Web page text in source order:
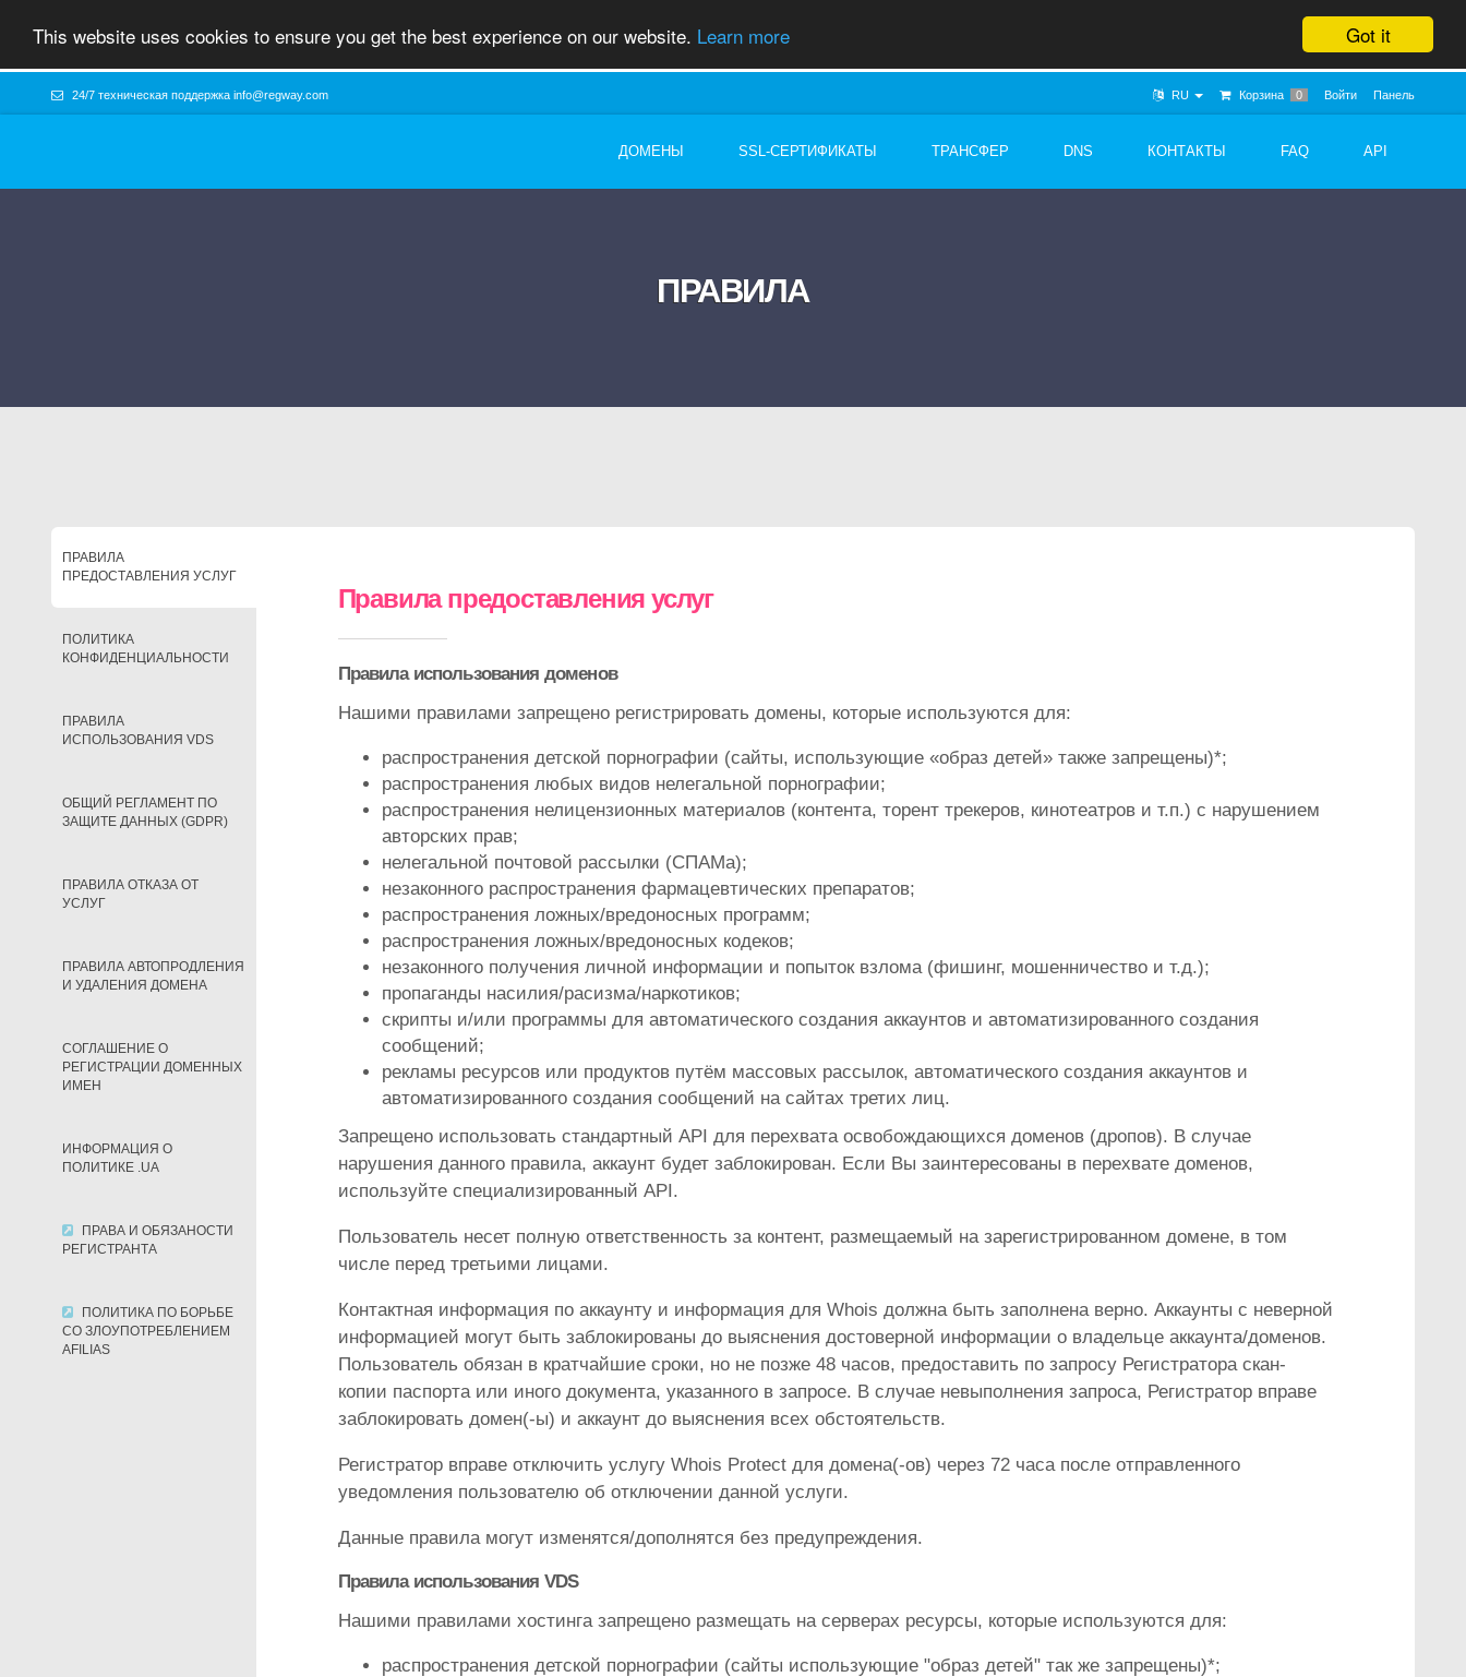
Got it
This website uses cookies to ensure you get the best experience on our website. Learn more
24/7 техническая поддержка info@regway.com RU Корзина 0 Войти Панель
ДОМЕНЫ SSL-СЕРТИФИКАТЫ ТРАНСФЕР DNS КОНТАКТЫ FAQ API
ПРАВИЛА
ПРАВИЛА
ПРЕДОСТАВЛЕНИЯ УСЛУГ
ПОЛИТИКА
КОНФИДЕНЦИАЛЬНОСТИ
ПРАВИЛА
ИСПОЛЬЗОВАНИЯ VDS
ОБЩИЙ РЕГЛАМЕНТ ПО
ЗАЩИТЕ ДАННЫХ (GDPR)
ПРАВИЛА ОТКАЗА ОТ
УСЛУГ
ПРАВИЛА АВТОПРОДЛЕНИЯ
И УДАЛЕНИЯ ДОМЕНА
СОГЛАШЕНИЕ О
РЕГИСТРАЦИИ ДОМЕННЫХ
ИМЕН
ИНФОРМАЦИЯ О
ПОЛИТИКЕ .UA
ПРАВА И ОБЯЗАНОСТИ
РЕГИСТРАНТА
ПОЛИТИКА ПО БОРЬБЕ
СО ЗЛОУПОТРЕБЛЕНИЕМ
AFILIAS
Правила предоставления услуг
Правила использования доменов
Нашими правилами запрещено регистрировать домены, которые используются для:
распространения детской порнографии (сайты, использующие «образ детей» также запрещены)*;
распространения любых видов нелегальной порнографии;
распространения нелицензионных материалов (контента, торент трекеров, кинотеатров и т.п.) с нарушением
авторских прав;
нелегальной почтовой рассылки (СПАМа);
незаконного распространения фармацевтических препаратов;
распространения ложных/вредоносных программ;
распространения ложных/вредоносных кодеков;
незаконного получения личной информации и попыток взлома (фишинг, мошенничество и т.д.);
пропаганды насилия/расизма/наркотиков;
скрипты и/или программы для автоматического создания аккаунтов и автоматизированного создания
сообщений;
рекламы ресурсов или продуктов путём массовых рассылок, автоматического создания аккаунтов и
автоматизированного создания сообщений на сайтах третих лиц.
Запрещено использовать стандартный API для перехвата освобождающихся доменов (дропов). В случае
нарушения данного правила, аккаунт будет заблокирован. Если Вы заинтересованы в перехвате доменов,
используйте специализированный API.
Пользователь несет полную ответственность за контент, размещаемый на зарегистрированном домене, в том
числе перед третьими лицами.
Контактная информация по аккаунту и информация для Whois должна быть заполнена верно. Аккаунты с неверной
информацией могут быть заблокированы до выяснения достоверной информации о владельце аккаунта/доменов.
Пользователь обязан в кратчайшие сроки, но не позже 48 часов, предоставить по запросу Регистратора скан-
копии паспорта или иного документа, указанного в запросе. В случае невыполнения запроса, Регистратор вправе
заблокировать домен(-ы) и аккаунт до выяснения всех обстоятельств.
Регистратор вправе отключить услугу Whois Protect для домена(-ов) через 72 часа после отправленного
уведомления пользователю об отключении данной услуги.
Данные правила могут изменятся/дополнятся без предупреждения.
Правила использования VDS
Нашими правилами хостинга запрещено размещать на серверах ресурсы, которые используются для:
распространения детской порнографии (сайты использующие "образ детей" так же запрещены)*;